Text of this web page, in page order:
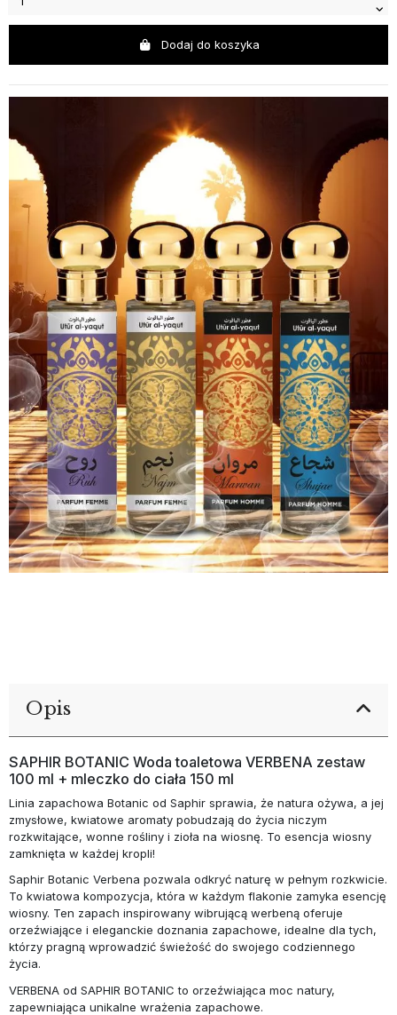
Dodaj do koszyka
Opis
SAPHIR BOTANIC Woda toaletowa VERBENA zestaw
100 ml + mleczko do ciała 150 ml
Linia zapachowa Botanic od Saphir sprawia, że natura ożywa, a jej
zmysłowe, kwiatowe aromaty pobudzają do życia niczym
rozkwitające, wonne rośliny i zioła na wiosnę. To esencja wiosny
zamknięta w każdej kropli!
Saphir Botanic Verbena pozwala odkryć naturę w pełnym rozkwicie.
To kwiatowa kompozycja, która w każdym flakonie zamyka esencję
wiosny. Ten zapach inspirowany wibrującą werbeną oferuje
orzeźwiające i eleganckie doznania zapachowe, idealne dla tych,
którzy pragną wprowadzić świeżość do swojego codziennego
życia.
VERBENA od SAPHIR BOTANIC to orzeźwiająca moc natury,
zapewniająca unikalne wrażenia zapachowe.